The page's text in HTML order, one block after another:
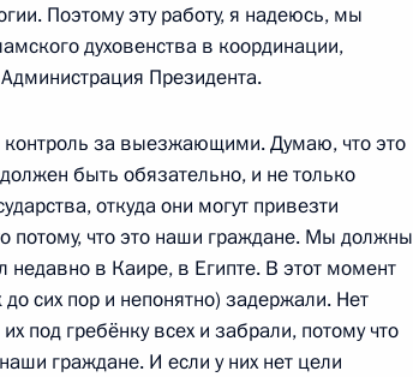
области
на вопросы ведущего
1
Поэтому эту работу, я надеюсь, мы
духовенства в координации,
Президента.
контроль за выезжающими. Думаю, что это
быть обязательно, и не только
откуда они могут привезти
потому, что это наши граждане. Мы должны
недавно в Каире, в Египте. В этот момент
сих пор и непонятно) задержали. Нет
под гребёнку всех и забрали, потому что
граждане. И если у них нет цели